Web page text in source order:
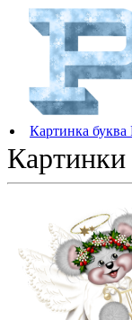
Картинка буква
Картинки